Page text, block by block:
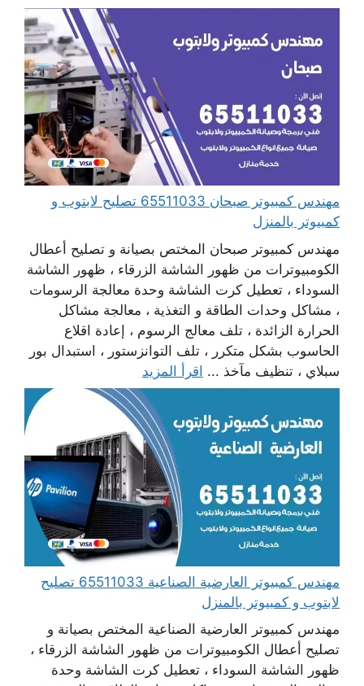
مهندس كمبيوتر صبحان 65511033 تصليح لابتوب و
كمبيوتر بالمنزل
مهندس كمبيوتر صبحان المختص بصيانة و تصليح أعطال
الكومبيوترات من ظهور الشاشة الزرقاء ، ظهور الشاشة
السوداء ، تعطيل كرت الشاشة وحدة معالجة الرسومات
، مشاكل وحدات الطاقة و التغذية ، معالجة مشاكل
الحرارة الزائدة ، تلف معالج الرسوم ، إعادة اقلاع
الحاسوب بشكل متكرر ، تلف التوانزستور ، استبدال بور
سبلاي ، تنظيف مآخذ ... اقرأ المزيد
مهندس كمبيوتر العارضية الصناعية 65511033 تصليح
لابتوب و كمبيوتر بالمنزل
مهندس كمبيوتر العارضية الصناعية المختص بصيانة و
تصليح أعطال الكومبيوترات من ظهور الشاشة الزرقاء ،
ظهور الشاشة السوداء ، تعطيل كرت الشاشة وحدة